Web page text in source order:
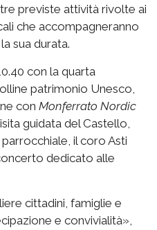
previste attività rivolte ai
che accompagneranno
sua durata.
con la quarta
patrimonio Unesco,
con Monferrato Nordic
guidata del Castello,
il coro Asti
dedicato alle
cittadini, famiglie e
e convivialità»,